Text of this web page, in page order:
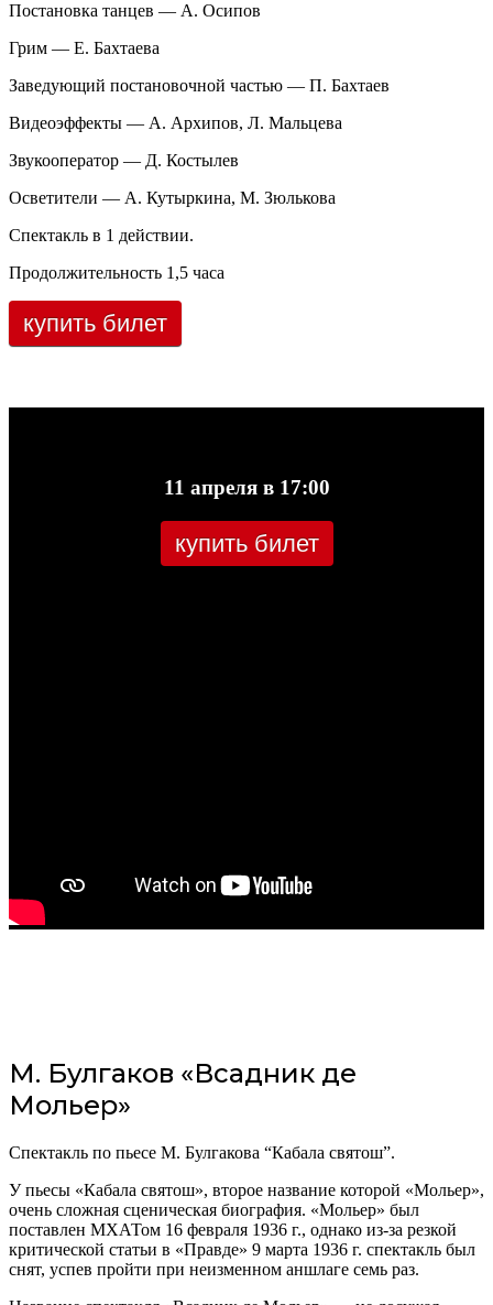
Постановка танцев — А. Осипов
Грим — Е. Бахтаева
Заведующий постановочной частью — П. Бахтаев
Видеоэффекты — А. Архипов, Л. Мальцева
Звукооператор — Д. Костылев
Осветители — А. Кутыркина, М. Зюлькова
Спектакль в 1 действии.
Продолжительность 1,5 часа
купить билет
11 апреля в 17:00
купить билет
М. Булгаков «Всадник де
Мольер»
Спектакль по пьесе М. Булгакова “Кабала святош”.
У пьесы «Кабала святош», второе название которой «Мольер»,
очень сложная сценическая биография. «Мольер» был
поставлен МХАТом 16 февраля 1936 г., однако из-за резкой
критической статьи в «Правде» 9 марта 1936 г. спектакль был
снят, успев пройти при неизменном аншлаге семь раз.